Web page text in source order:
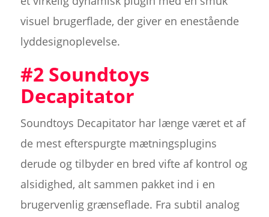
visuel brugerflade, der giver en enestående
lyddesignoplevelse.
#2 Soundtoys
Decapitator
Soundtoys Decapitator har længe været et af
de mest efterspurgte mætningsplugins
derude og tilbyder en bred vifte af kontrol og
alsidighed, alt sammen pakket ind i en
brugervenlig grænseflade. Fra subtil analog